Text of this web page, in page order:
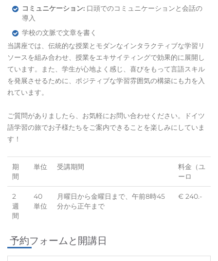
コミュニケーション: 口頭でのコミュニケーションと会話の
導入
学校の文脈で文章を書く
当講座では、伝統的な授業とモダンなインタラクティブな学習リ
ソースを組み合わせ、授業をエキサイティングで効果的に展開し
ています。また、学生が心地よく感じ、喜びをもって言語スキル
を発展させるために、ポジティブな学習雰囲気の構築にも力を入
れています。
ご質問がありましたら、お気軽にお問い合わせください。ドイツ
語学習の旅でお子様たちをご案内できることを楽しみにしていま
す！
期
間
単位 受講期間
料金（ユ
ーロ
2
週
間
40
単位
月曜日から金曜日まで、午前8時45
分から正午まで
€ 240.-
予約フォームと開講日